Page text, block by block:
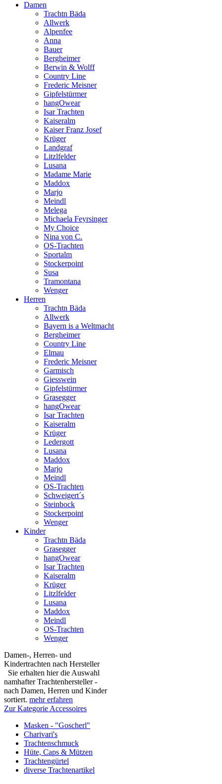
Damen
Trachtn Bäda
Allwerk
Alpenfee
Anna
Bauer
Bergheimer
Berwin & Wolff
Country Line
Frederic Meisner
Gipfelstürmer
hangOwear
Isar Trachten
Kaiseralm
Kaiser Franz Josef
Krüger
Landgraf
Litzlfelder
Lusana
Madame Marie
Maddox
Marjo
Meindl
Melega
Michaela Feyrsinger
My Choice
Nina von C.
OS-Trachten
Sportalm
Stockerpoint
Susa
Tramontana
Wenger
Herren
Trachtn Bäda
Allwerk
Bayern is a Weltmacht
Bergheimer
Country Line
Elmau
Frederic Meisner
Garmisch
Giesswein
Gipfelstürmer
Grasegger
hangOwear
Isar Trachten
Kaiseralm
Krüger
Ledergott
Lusana
Maddox
Marjo
Meindl
OS-Trachten
Schweigert´s
Steinbock
Stockerpoint
Wenger
Kinder
Trachtn Bäda
Grasegger
hangOwear
Isar Trachten
Kaiseralm
Krüger
Litzlfelder
Lusana
Maddox
Meindl
OS-Trachten
Wenger
Damen-, Herren- und
Kindertrachten nach Hersteller
Sie erhalten hier die Auswahl
namhafter Trachtenhersteller -
nach Damen, Herren und Kinder
sortiert. mehr erfahren
Zur Kategorie Accessoires
Masken - "Goscherl"
Charivari's
Trachtenschmuck
Hüte, Caps & Mützen
Trachtengürtel
diverse Trachtenartikel